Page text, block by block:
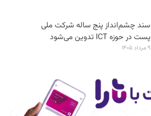
سند چشم‌انداز پنج ساله شرکت ملی
پست در حوزه ICT تدوین می‌شود
۹ مرداد ۱۴۰۵